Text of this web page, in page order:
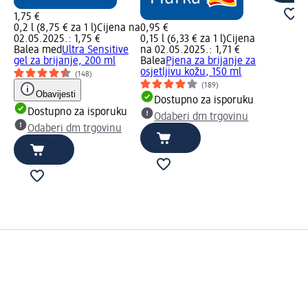
1,75 €
0,2 l (8,75 € za 1 l)Cijena na
02.05.2025.: 1,75 €
Balea medUltra Sensitive
gel za brijanje, 200 ml
(148)
Obavijesti
Dostupno za isporuku
Odaberi dm trgovinu
0,95 €
0,15 l (6,33 € za 1 l)Cijena
na 02.05.2025.: 1,71 €
BaleaPjena za brijanje za
osjetljivu kožu, 150 ml
(189)
Dostupno za isporuku
Odaberi dm trgovinu